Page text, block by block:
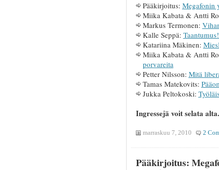
Pääkirjoitus: Megafonin
Miika Kabata & Antti
Markus Termonen:
Kalle Seppä:
Katariina Mäkinen:
Miika Kabata & Antti
porvareita
Petter Nilsson: Mitä
Tamas Matekovits:
Jukka Peltokoski:
Ingressejä voit selata alta.
marraskuu 7, 2010 2
Pääkirjoitus: